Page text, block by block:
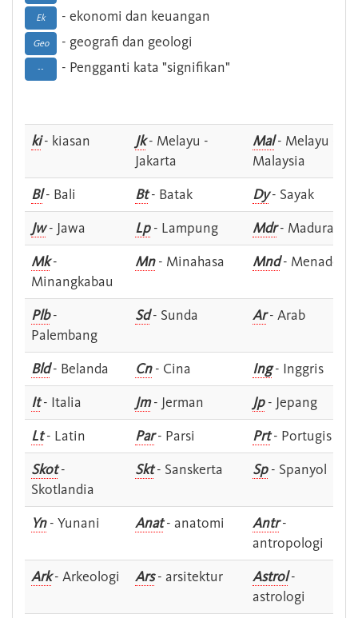
Ek - ekonomi dan keuangan
Geo - geografi dan geologi
-- - Pengganti kata "signifikan"
ki- kiasan Jk- Melayu -
Jakarta
Mal- Melayu -
Malaysia
Bl- Bali Bt- Batak Dy- Sayak
Jw- Jawa Lp- Lampung Mdr- Madura
Mk-
Minangkabau
Mn- Minahasa Mnd- Menado
Plb-
Palembang
Sd- Sunda Ar- Arab
Bld- Belanda Cn- Cina Ing- Inggris
It- Italia Jm- Jerman Jp- Jepang
Lt- Latin Par- Parsi Prt- Portugis
Skot-
Skotlandia
Skt- Sanskerta Sp- Spanyol
Yn- Yunani Anat- anatomi Antr-
antropologi
Ark- Arkeologi Ars- arsitektur Astrol-
astrologi